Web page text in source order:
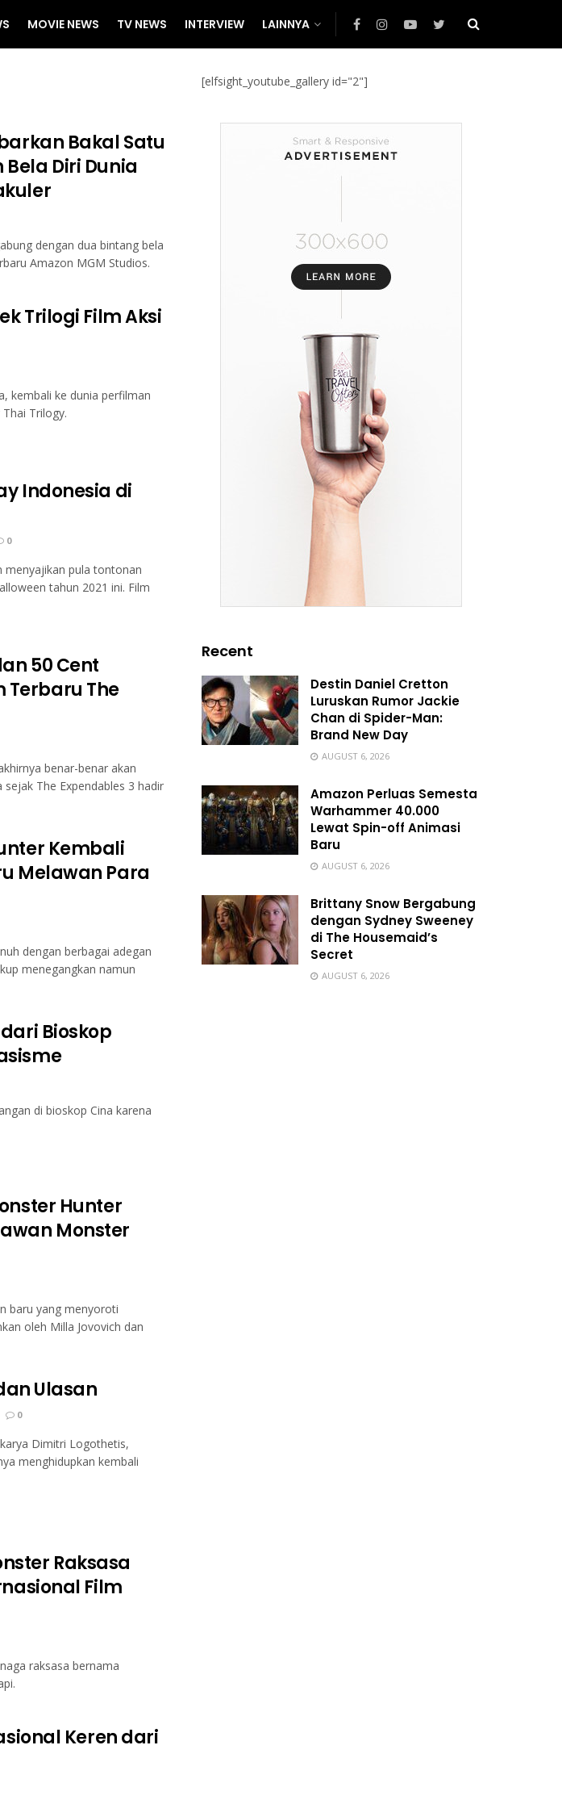
MOVIE NEWS TV NEWS INTERVIEW LAINNYA
Bakal Satu
Diri Dunia
dengan dua bintang bela
Amazon MGM Studios.
Trilogi Film Aksi
kembali ke dunia perfilman
Trilogy.
Indonesia di
0
menyajikan pula tontonan
tahun 2021 ini. Film
50 Cent
The
benar-benar akan
The Expendables 3 hadir
Kembali
Melawan Para
dengan berbagai adegan
menegangkan namun
Bioskop
di bioskop Cina karena
Hunter
Monster
baru yang menyoroti
oleh Milla Jovovich dan
Ulasan
0
Dimitri Logothetis,
menghidupkan kembali
Raksasa
Film
raksasa bernama
Keren dari
[elfsight_youtube_gallery id="2"]
Recent
Destin Daniel Cretton
Luruskan Rumor Jackie
Chan di Spider-Man:
Brand New Day
AUGUST 6, 2026
Amazon Perluas Semesta
Warhammer 40.000
Lewat Spin-off Animasi
Baru
AUGUST 6, 2026
Brittany Snow Bergabung
dengan Sydney Sweeney
di The Housemaid’s
Secret
AUGUST 6, 2026